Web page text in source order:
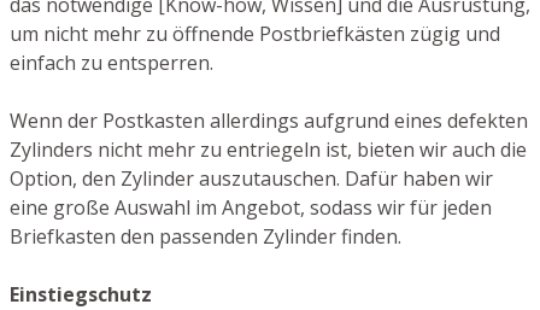
um nicht mehr zu öffnende Postbriefkästen zügig und
einfach zu entsperren.
Wenn der Postkasten allerdings aufgrund eines defekten
Zylinders nicht mehr zu entriegeln ist, bieten wir auch die
Option, den Zylinder auszutauschen. Dafür haben wir
eine große Auswahl im Angebot, sodass wir für jeden
Briefkasten den passenden Zylinder finden.
Einstiegschutz